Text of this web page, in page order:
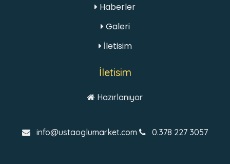
Haberler
Galeri
İletisim
İletisim
Hazırlanıyor
info@ustaoglumarket.com 0.378 227 3057